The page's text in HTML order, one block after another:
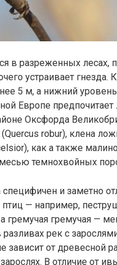
в разреженных лесах,
устраивает гнезда.
5 м, а нижний
Европе
Оксфорда
robur), клена
как а также
темнохвойных
и заметно
— например,
гремучая —
рек с
от древесной
В отличие от